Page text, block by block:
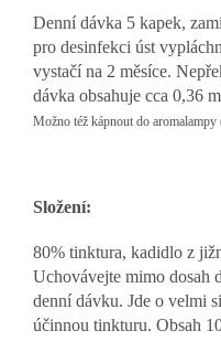
Denní dávka 5 kapek,
pro desinfekci úst
vystačí na 2 měsíce.
dávka obsahuje cca 0,36
Možno též kápnout do
Složení:
80% tinktura, kadidlo z
Uchovávejte mimo dosah
denní dávku. Jde o velmi
účinnou tinkturu. Obsah